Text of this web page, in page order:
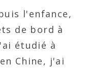
l'enfance,
de bord à
étudié à
Chine, j'ai